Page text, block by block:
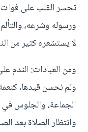
تحسر القلب على فوات
ورسوله وشرعه،
لا يستشعره كثير من
ومن العبادات: الندم
ولم نحسن قيدها،
الجماعة، والجلوس في
وانتظار الصلاة بعد